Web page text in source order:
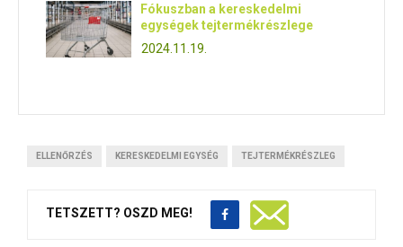
Fókuszban a kereskedelmi
egységek tejtermékrészlege
2024.11.19.
ELLENŐRZÉS KERESKEDELMI EGYSÉG TEJTERMÉKRÉSZLEG
TETSZETT? OSZD MEG!